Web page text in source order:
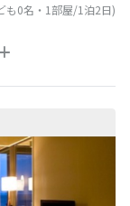
も0名・1部屋/1泊2日)